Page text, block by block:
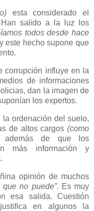
esta considerado el
Han salido a la luz los
todos desde hace
este hecho supone que
corrupción influye en la
de informaciones
dan la imagen de
los expertos.
ordenación del suelo,
de altos cargos (como
de que los
más información y
opinión de muchos
no puede”. Es muy
esa salida.
Cuestión
en algunos la